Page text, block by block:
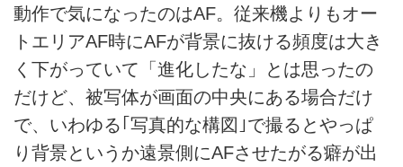
動作で気になったのはAF。従来機よりもオー
トエリアAF時にAFが背景に抜ける頻度は大き
く下がっていて「進化したな」とは思ったの
だけど、被写体が画面の中央にある場合だけ
で、いわゆる｢写真的な構図｣で撮るとやっぱ
り背景というか遠景側にAFさせたがる癖が出